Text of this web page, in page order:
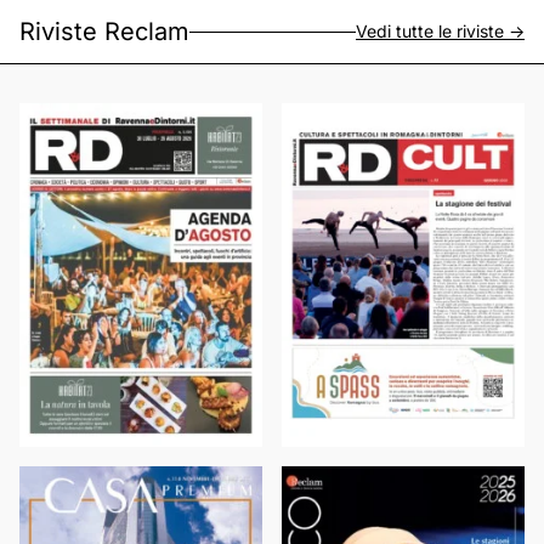
Riviste Reclam Vedi tutte le riviste ->